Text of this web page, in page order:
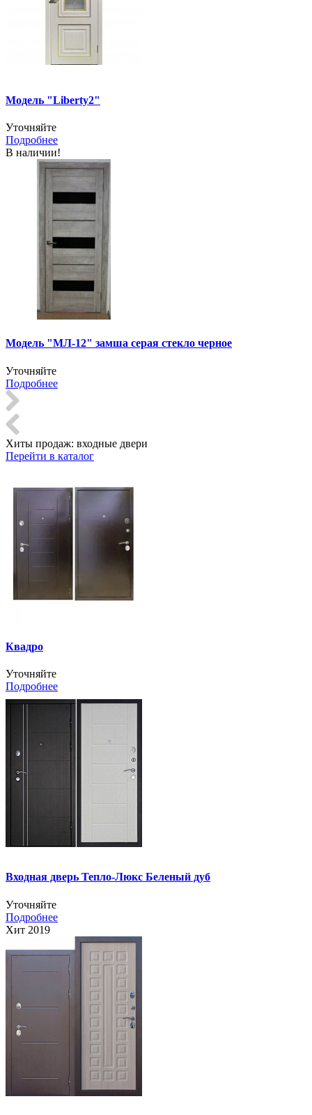
Модель "Liberty2"
Уточняйте
Подробнее
В наличии!
Модель "МЛ-12" замша серая стекло черное
Уточняйте
Подробнее
Хиты продаж: входные двери
Перейти в каталог
Квадро
Уточняйте
Подробнее
Входная дверь Тепло-Люкс Беленый дуб
Уточняйте
Подробнее
Хит 2019